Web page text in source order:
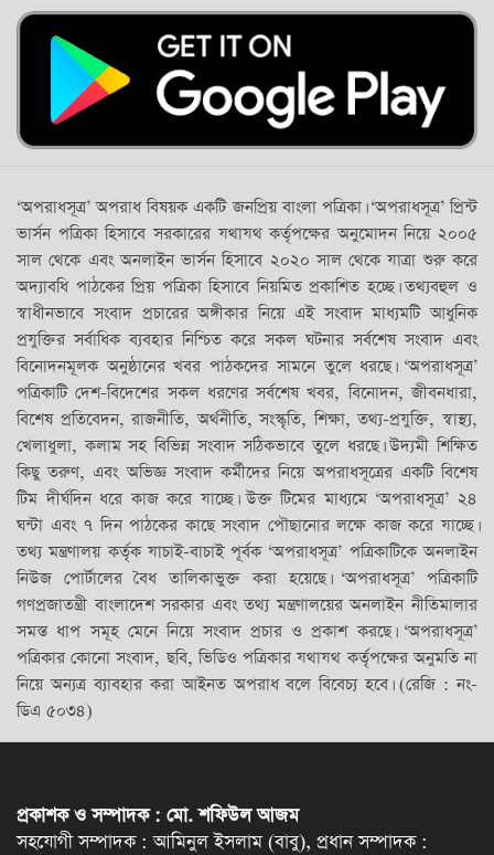
‘অপরাধসূত্র’ অপরাধ বিষয়ক একটি জনপ্রিয় বাংলা পত্রিকা। ‘অপরাধসূত্র’ প্রিন্ট
ভার্সন পত্রিকা হিসাবে সরকারের যথাযথ কর্তৃপক্ষের অনুমোদন নিয়ে ২০০৫
সাল থেকে এবং অনলাইন ভার্সন হিসাবে ২০২০ সাল থেকে যাত্রা শুরু করে
অদ্যাবধি পাঠকের প্রিয় পত্রিকা হিসাবে নিয়মিত প্রকাশিত হচ্ছে। তথ্যবহুল ও
স্বাধীনভাবে সংবাদ প্রচারের অঙ্গীকার নিয়ে এই সংবাদ মাধ্যমটি আধুনিক
প্রযুক্তির সর্বাধিক ব্যবহার নিশ্চিত করে সকল ঘটনার সর্বশেষ সংবাদ এবং
বিনোদনমূলক অনুষ্ঠানের খবর পাঠকদের সামনে তুলে ধরছে। ‘অপরাধসূত্র’
পত্রিকাটি দেশ-বিদেশের সকল ধরণের সর্বশেষ খবর, বিনোদন, জীবনধারা,
বিশেষ প্রতিবেদন, রাজনীতি, অর্থনীতি, সংস্কৃতি, শিক্ষা, তথ্য-প্রযুক্তি, স্বাস্থ্য,
খেলাধুলা, কলাম সহ বিভিন্ন সংবাদ সঠিকভাবে তুলে ধরছে। উদ্যমী শিক্ষিত
কিছু তরুণ, এবং অভিজ্ঞ সংবাদ কর্মীদের নিয়ে অপরাধসূত্রের একটি বিশেষ
টিম দীর্ঘদিন ধরে কাজ করে যাচ্ছে। উক্ত টিমের মাধ্যমে ‘অপরাধসূত্র’ ২৪
ঘন্টা এবং ৭ দিন পাঠকের কাছে সংবাদ পৌছানোর লক্ষে কাজ করে যাচ্ছে।
তথ্য মন্ত্রণালয় কর্তৃক যাচাই-বাচাই পূর্বক ‘অপরাধসূত্র’ পত্রিকাটিকে অনলাইন
নিউজ পোর্টালের বৈধ তালিকাভুক্ত করা হয়েছে। ‘অপরাধসূত্র’ পত্রিকাটি
গণপ্রজাতন্ত্রী বাংলাদেশ সরকার এবং তথ্য মন্ত্রণালয়ের অনলাইন নীতিমালার
সমস্ত ধাপ সমূহ মেনে নিয়ে সংবাদ প্রচার ও প্রকাশ করছে। ‘অপরাধসূত্র’
পত্রিকার কোনো সংবাদ, ছবি, ভিডিও পত্রিকার যথাযথ কর্তৃপক্ষের অনুমতি না
নিয়ে অন্যত্র ব্যাবহার করা আইনত অপরাধ বলে বিবেচ্য হবে। (রেজি : নং-
ডিএ ৫০৩৪)
প্রকাশক ও সম্পাদক : মো. শফিউল আজম
সহযোগী সম্পাদক : আমিনুল ইসলাম (বাবু), প্রধান সম্পাদক :